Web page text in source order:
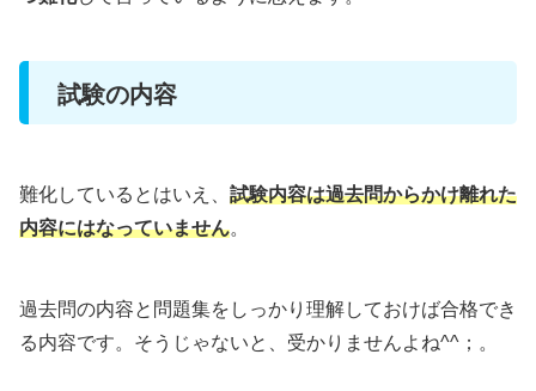
試験の内容
難化しているとはいえ、 試験内容は過去問からかけ離れた
内容にはなっていません。
過去問の内容と問題集をしっかり理解しておけば合格でき
る内容です。そうじゃないと、受かりませんよね^^；。